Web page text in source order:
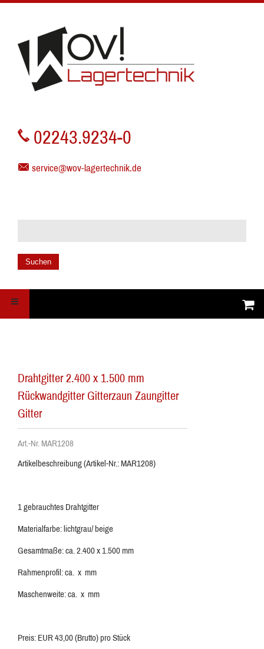
02243.9234-0
service@wov-lagertechnik.de
Suchen
Drahtgitter 2.400 x 1.500 mm
Rückwandgitter Gitterzaun Zaungitter
Gitter
Art.-Nr. MAR1208
Artikelbeschreibung (Artikel-Nr.: MAR1208)
1 gebrauchtes Drahtgitter
Materialfarbe: lichtgrau/ beige
Gesamtmaße: ca. 2.400 x 1.500 mm
Rahmenprofil: ca. x mm
Maschenweite: ca. x mm
Preis: EUR 43,00 (Brutto) pro Stück